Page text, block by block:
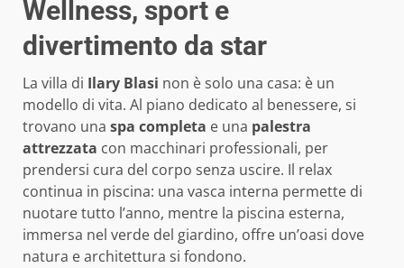
Wellness, sport e
divertimento da star
La villa di Ilary Blasi non è solo una casa: è un
modello di vita. Al piano dedicato al benessere, si
trovano una spa completa e una palestra
attrezzata con macchinari professionali, per
prendersi cura del corpo senza uscire. Il relax
continua in piscina: una vasca interna permette di
nuotare tutto l’anno, mentre la piscina esterna,
immersa nel verde del giardino, offre un’oasi dove
natura e architettura si fondono.